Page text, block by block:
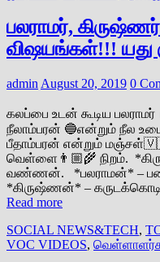
பலராமர், கிருஷ்ணர்
விஷயங்கள்!!! யது
admin August 20, 2019 0
கலப்பை உடன் கூடிய
நீலாம்பரன் 🔵என்றும் நீல
பீதாம்பரன் என்றும்
வெள்ளை👨🏼‍🌾 நிறம்.
வண்ணன். *பலராமன்* –
*கிருஷ்ணன்* –
Read more
SOCIAL NEWS&TECH,
VOC VIDEOS,